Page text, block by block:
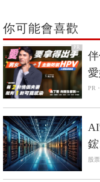
你可能會喜歡
PR
愛
PR
股票